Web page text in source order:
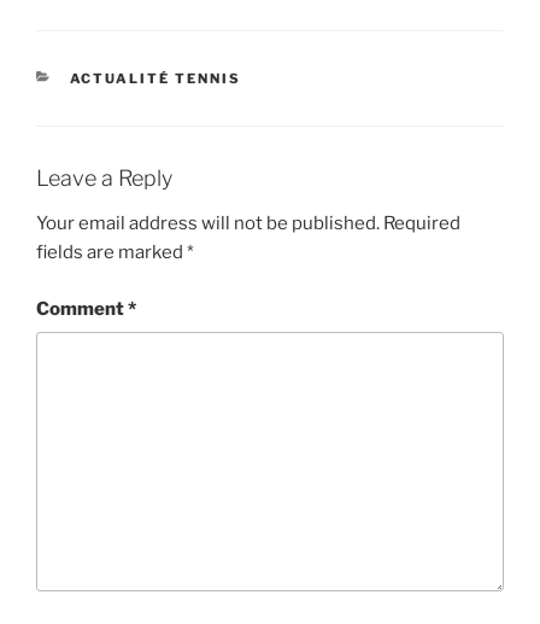
CATEGORIES
ACTUALITÉ TENNIS
Leave a Reply
Your email address will not be published. Required
fields are marked *
Comment*